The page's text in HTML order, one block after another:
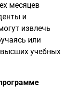
месяцев
и
извлечь
или
учебных